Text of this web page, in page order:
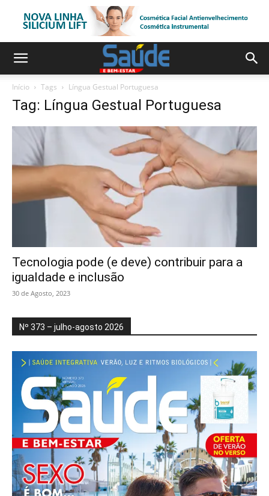
Início Tags Língua Gestual Portuguesa
Tag: Língua Gestual Portuguesa
Tecnologia pode (e deve) contribuir para a
igualdade e inclusão
30 de Agosto, 2023
Nº 373 – julho-agosto 2026